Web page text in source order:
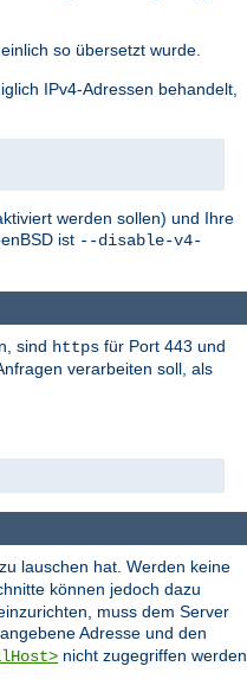
so übersetzt wurde.
IPv4-Adressen behandelt,
werden sollen) und Ihre
ist --disable-v4-
sind https für Port 443 und
verarbeiten soll, als
lauschen hat. Werden keine
können jedoch dazu
muss dem Server
Adresse und den
nicht zugegriffen werden